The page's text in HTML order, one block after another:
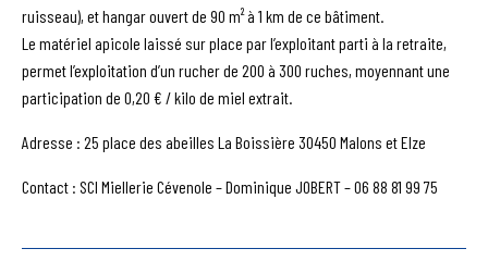
ruisseau), et hangar ouvert de 90 m² à 1 km de ce bâtiment.
Le matériel apicole laissé sur place par l’exploitant parti à la retraite,
permet l’exploitation d’un rucher de 200 à 300 ruches, moyennant une
participation de 0,20 € / kilo de miel extrait.
Adresse : 25 place des abeilles La Boissière 30450 Malons et Elze
Contact : SCI Miellerie Cévenole – Dominique JOBERT – 06 88 81 99 75